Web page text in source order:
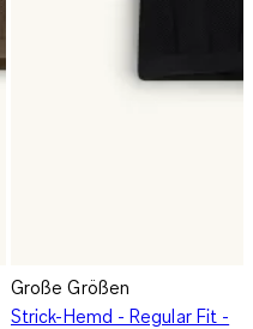
Große Größen
Strick-Hemd - Regular Fit -